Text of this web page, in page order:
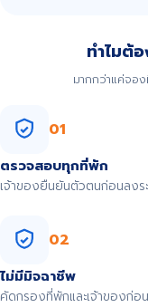
ทำไมต้
มากกว่าแค่จ
01
ตรวจสอบทุกที่พัก
เจ้าของยืนยันตัวตนก่อนลง
02
ไม่มีมิจฉาชีพ
คัดกรองที่พักและเจ้าของก่อ